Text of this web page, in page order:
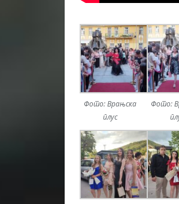
Фото: Врањска
плус
Фото: